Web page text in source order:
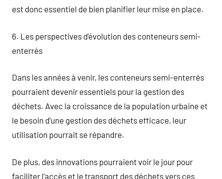
est donc essentiel de bien planifier leur mise en place.
6. Les perspectives d’évolution des conteneurs semi-
enterrés
Dans les années à venir, les conteneurs semi-enterrés
pourraient devenir essentiels pour la gestion des
déchets. Avec la croissance de la population urbaine et
le besoin d’une gestion des déchets efficace, leur
utilisation pourrait se répandre.
De plus, des innovations pourraient voir le jour pour
faciliter l’accès et le transport des déchets vers ces